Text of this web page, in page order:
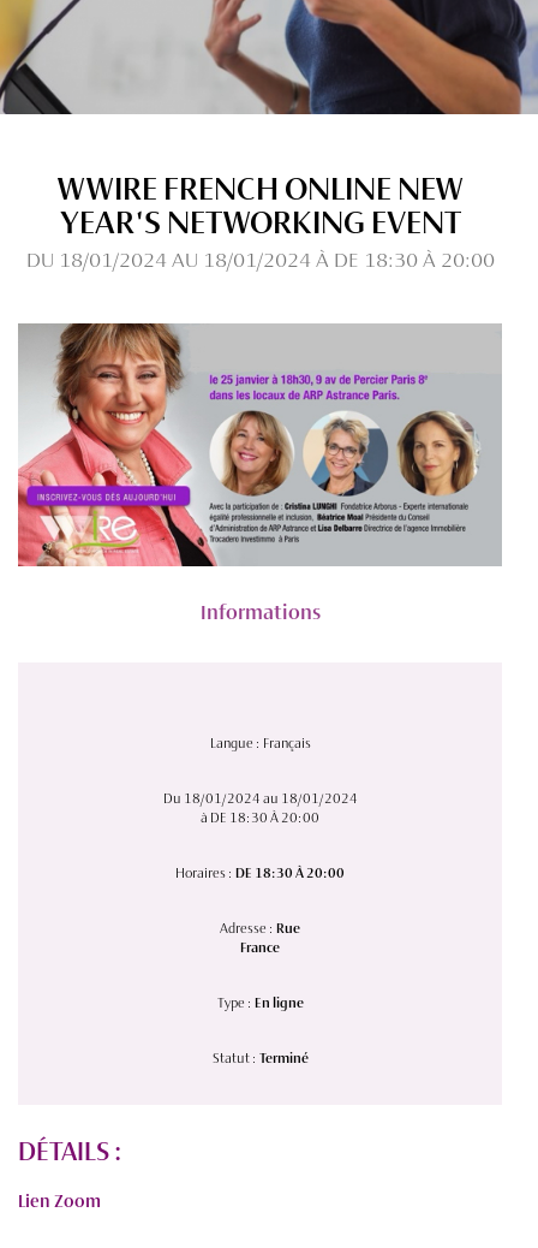
WWIRE FRENCH ONLINE NEW
YEAR'S NETWORKING EVENT
DU 18/01/2024 AU 18/01/2024 À DE 18:30 À 20:00
Informations
Langue : Français
Du 18/01/2024 au 18/01/2024
à DE 18:30 À 20:00
Horaires : DE 18:30 À 20:00
Adresse : Rue
France
Type : En ligne
Statut : Terminé
DÉTAILS :
Lien Zoom